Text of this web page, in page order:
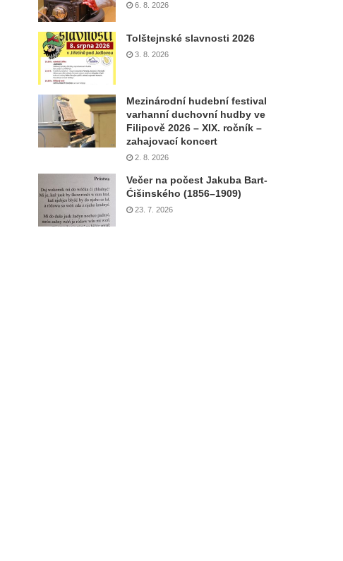
6. 8. 2026
Tolštejnské slavnosti 2026
3. 8. 2026
Mezinárodní hudební festival
varhanní duchovní hudby ve
Filipově 2026 – XIX. ročník –
zahajovací koncert
2. 8. 2026
Večer na počest Jakuba Bart-
Ćišinského (1856–1909)
23. 7. 2026